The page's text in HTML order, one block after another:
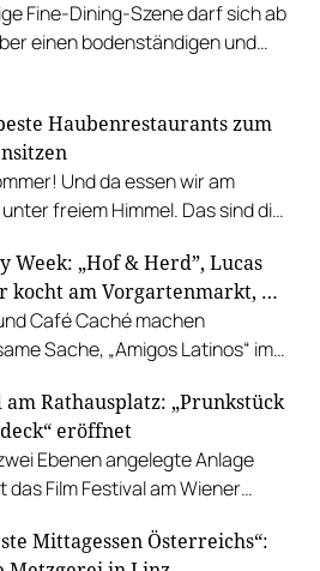
Fine-Dining-Szene darf sich ab
einen bodenständigen und
Haubenrestaurants zum
Und da essen wir am
freiem Himmel. Das sind die
Week: „Hof & Herd”, Lucas
kocht am Vorgartenmarkt, …
Café Caché machen
Sache, „Amigos Latinos“ im
kocht in der Riederalm
Rathausplatz: „Prunkstück
eröffnet
Ebenen angelegte Anlage
das Film Festival am Wiener
Snacks und
Mittagessen Österreichs“: